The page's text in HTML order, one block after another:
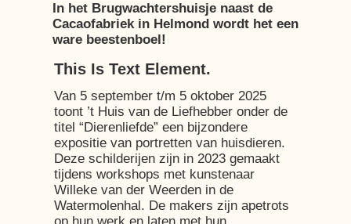
Van 5 september t/m 5 oktober 2025
toont ’t Huis van de Liefhebber onder de
titel “Dierenliefde” een bijzondere
expositie van portretten van huisdieren.
Deze schilderijen zijn in 2023 gemaakt
tijdens workshops met kunstenaar
Willeke van der Weerden in de
Watermolenhal. De makers zijn apetrots
This Is Text Element.
In het Brugwachtershuisje naast de
Cacaofabriek in Helmond wordt het een
ware beestenboel!